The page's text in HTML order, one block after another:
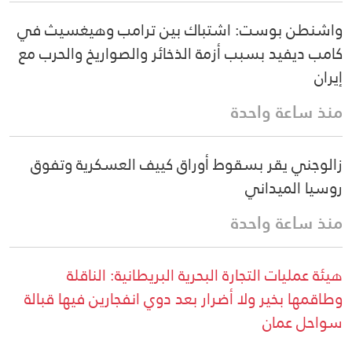
واشنطن بوست: اشتباك بين ترامب وهيغسيث في
كامب ديفيد بسبب أزمة الذخائر والصواريخ والحرب مع
إيران
منذ ساعة واحدة
زالوجني يقر بسقوط أوراق كييف العسكرية وتفوق
روسيا الميداني
منذ ساعة واحدة
هيئة عمليات التجارة البحرية البريطانية: الناقلة
وطاقمها بخير ولا أضرار بعد دوي انفجارين فيها قبالة
سواحل عمان